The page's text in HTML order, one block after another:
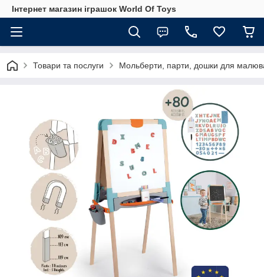
Інтернет магазин іграшок World Of Toys
Товари та послуги Мольберти, парти, дошки для